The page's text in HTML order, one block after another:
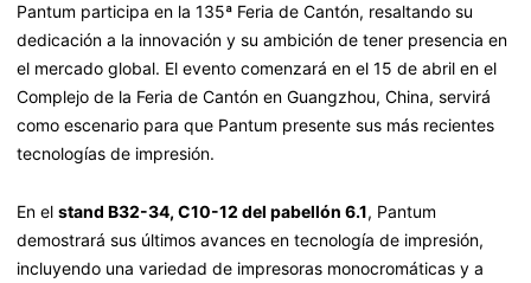
Pantum participa en la 135ª Feria de Cantón, resaltando su
dedicación a la innovación y su ambición de tener presencia en
el mercado global. El evento comenzará en el 15 de abril en el
Complejo de la Feria de Cantón en Guangzhou, China, servirá
como escenario para que Pantum presente sus más recientes
tecnologías de impresión.
En el stand B32-34, C10-12 del pabellón 6.1, Pantum
demostrará sus últimos avances en tecnología de impresión,
incluyendo una variedad de impresoras monocromáticas y a